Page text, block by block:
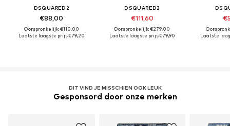
DSQUARED2
€88,00
Oorspronkelijk: €110,00
Laatste laagste prijs:€79,20
DSQUARED2
€111,60
Oorspronkelijk: €279,00
Laatste laagste prijs:€79,90
Laatste
DIT VIND JE MISSCHIEN OOK LEUK
Gesponsord door onze merken